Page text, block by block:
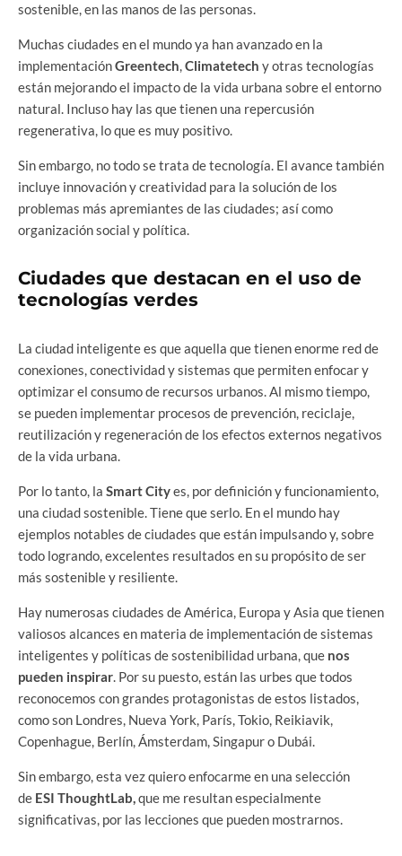
sostenible, en las manos de las personas.
Muchas ciudades en el mundo ya han avanzado en la
implementaciónGreentech,Climatetech y otras tecnologías
están mejorando el impacto de la vida urbana sobre el entorno
natural. Incluso hay las que tienen una repercusión
regenerativa, lo que es muy positivo.
Sin embargo, no todo se trata de tecnología. El avance también
incluye innovación y creatividad para la solución de los
problemas más apremiantes de las ciudades; así como
organización social y política.
Ciudades que destacan en el uso de
tecnologías verdes
La ciudad inteligente es que aquella que tienen enorme red de
conexiones, conectividad y sistemas que permiten enfocar y
optimizar el consumo de recursos urbanos. Al mismo tiempo,
se pueden implementar procesos de prevención, reciclaje,
reutilización y regeneración de los efectos externos negativos
de la vida urbana.
Por lo tanto, la SmartCityes, por definición y funcionamiento,
una ciudad sostenible. Tiene que serlo. En el mundo hay
ejemplos notables de ciudades que están impulsando y, sobre
todo logrando, excelentes resultados en su propósito de ser
más sostenible y resiliente.
Hay numerosas ciudades de América, Europa y Asia que tienen
valiosos alcances en materia de implementación de sistemas
inteligentes y políticas de sostenibilidad urbana, que nos
pueden inspirar. Por su puesto, están las urbes que todos
reconocemos con grandes protagonistas de estos listados,
como son Londres, Nueva York, París, Tokio, Reikiavik,
Copenhague, Berlín, Ámsterdam, Singapur o Dubái.
Sin embargo, esta vez quiero enfocarme en una selección
de ESI ThoughtLab,que me resultan especialmente
significativas, por las lecciones que pueden mostrarnos.